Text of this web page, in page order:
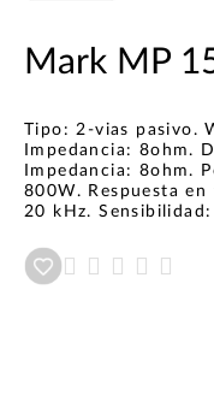
Mark MP
Tipo: 2-vias pasivo.
Impedancia: 8ohm.
Impedancia: 8ohm.
800W. Respuesta
20 kHz.